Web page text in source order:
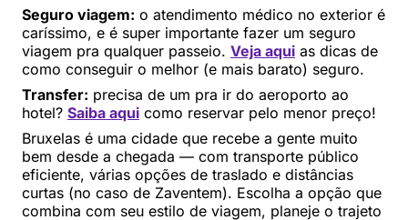
Seguro viagem: o atendimento médico no exterior é
caríssimo, e é super importante fazer um seguro
viagem pra qualquer passeio. Veja aqui as dicas de
como conseguir o melhor (e mais barato) seguro.
Transfer: precisa de um pra ir do aeroporto ao
hotel? Saiba aqui como reservar pelo menor preço!
Bruxelas é uma cidade que recebe a gente muito
bem desde a chegada — com transporte público
eficiente, várias opções de traslado e distâncias
curtas (no caso de Zaventem). Escolha a opção que
combina com seu estilo de viagem, planeje o trajeto